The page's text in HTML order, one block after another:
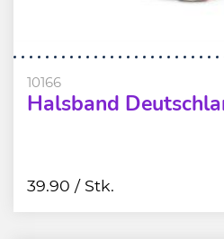
10166
Halsband
39.90 / Stk.